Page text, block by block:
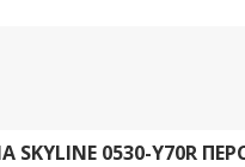
0530-Y70R